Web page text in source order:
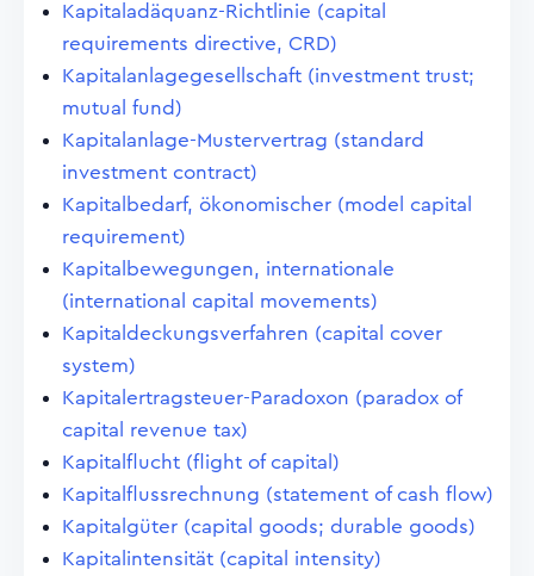
Kapitaladäquanz-Richtlinie (capital
requirements directive, CRD)
Kapitalanlagegesellschaft (investment trust;
mutual fund)
Kapitalanlage-Mustervertrag (standard
investment contract)
Kapitalbedarf, ökonomischer (model capital
requirement)
Kapitalbewegungen, internationale
(international capital movements)
Kapitaldeckungsverfahren (capital cover
system)
Kapitalertragsteuer-Paradoxon (paradox of
capital revenue tax)
Kapitalflucht (flight of capital)
Kapitalflussrechnung (statement of cash flow)
Kapitalgüter (capital goods; durable goods)
Kapitalintensität (capital intensity)